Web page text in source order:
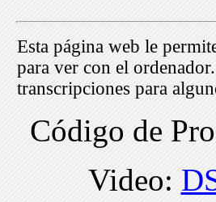
Esta página web le
para ver con el
transcripciones para
Código de
Video: